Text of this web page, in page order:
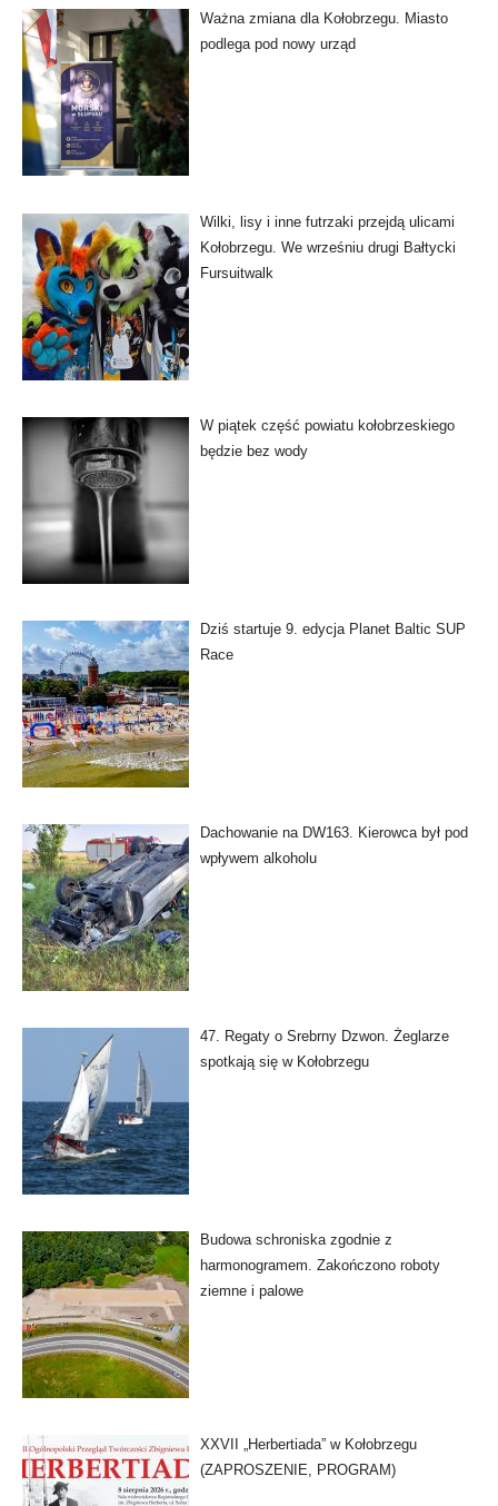
Ważna zmiana dla Kołobrzegu. Miasto
podlega pod nowy urząd
Wilki, lisy i inne futrzaki przejdą ulicami
Kołobrzegu. We wrześniu drugi Bałtycki
Fursuitwalk
W piątek część powiatu kołobrzeskiego
będzie bez wody
Dziś startuje 9. edycja Planet Baltic SUP
Race
Dachowanie na DW163. Kierowca był pod
wpływem alkoholu
47. Regaty o Srebrny Dzwon. Żeglarze
spotkają się w Kołobrzegu
Budowa schroniska zgodnie z
harmonogramem. Zakończono roboty
ziemne i palowe
XXVII „Herbertiada” w Kołobrzegu
(ZAPROSZENIE, PROGRAM)